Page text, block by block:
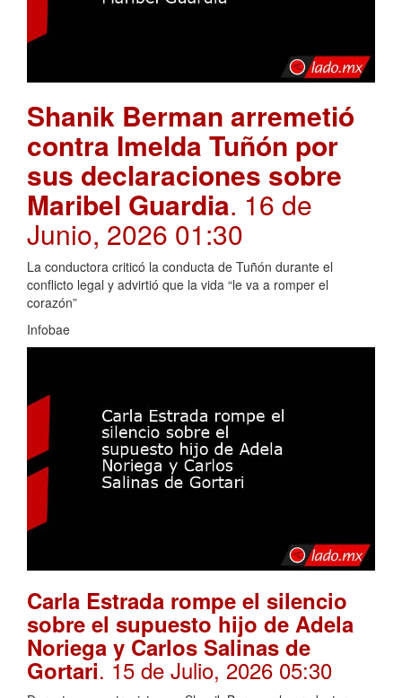
Shanik Berman arremetió
contra Imelda Tuñón por
sus declaraciones sobre
Maribel Guardia. 16 de
Junio, 2026 01:30
La conductora criticó la conducta de Tuñón durante el
conflicto legal y advirtió que la vida “le va a romper el
corazón”
Infobae
Carla Estrada rompe el silencio
sobre el supuesto hijo de Adela
Noriega y Carlos Salinas de
Gortari. 15 de Julio, 2026 05:30